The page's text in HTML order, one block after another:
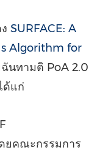
SURFACE: A
Algorithm for
นทามติ PoA 2.0
ด้แก่
ยคณะกรรมการ